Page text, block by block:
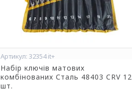
32354 it+
Набір ключів матових
комбінованих Сталь 48403 CRV 12
шт.